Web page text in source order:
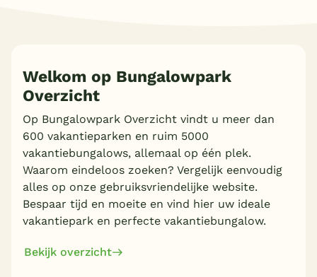
Welkom op Bungalowpark
Overzicht
Op Bungalowpark Overzicht vindt u meer dan
600 vakantieparken en ruim 5000
vakantiebungalows, allemaal op één plek.
Waarom eindeloos zoeken? Vergelijk eenvoudig
alles op onze gebruiksvriendelijke website.
Bespaar tijd en moeite en vind hier uw ideale
vakantiepark en perfecte vakantiebungalow.
Bekijk overzicht